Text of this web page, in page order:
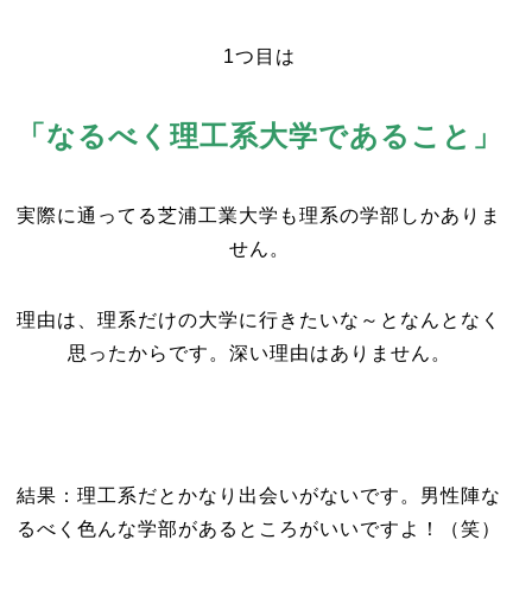
1つ目は
「なるべく理工系大学であること」
実際に通ってる芝浦工業大学も理系の学部しかありま
せん。
理由は、理系だけの大学に行きたいな～となんとなく
思ったからです。深い理由はありません。
結果：理工系だとかなり出会いがないです。男性陣な
るべく色んな学部があるところがいいですよ！（笑）